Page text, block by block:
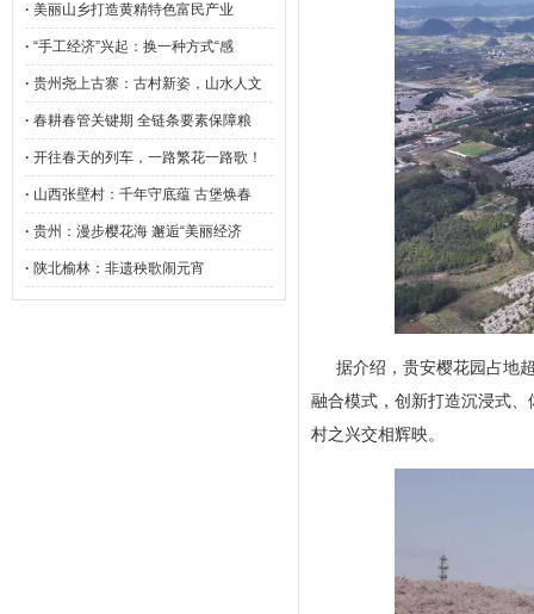
· 美丽山乡打造黄精特色富民产业
· “手工经济”兴起：换一种方式“感
· 贵州尧上古寨：古村新姿，山水人文
· 春耕春管关键期 全链条要素保障粮
· 开往春天的列车，一路繁花一路歌！
· 山西张壁村：千年守底蕴 古堡焕春
· 贵州：漫步樱花海 邂逅“美丽经济
· 陕北榆林：非遗秧歌闹元宵
据介绍，贵安樱花园占地
融合模式，创新打造沉浸式
村之兴交相辉映。